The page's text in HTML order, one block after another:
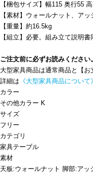
【梱包サイズ】幅115 奥行55
【素材】ウォールナット、ア
【重量】約16.5kg
【組立】必要。組み立て説明書
ご注文前に必ずお読みください。
大型家具商品は通常商品と【お
詳細は 《大型家具商品について》
カラー
その他カラー K
サイズ
フリー
カテゴリ
家具テーブル
素材
天板:ウォールナット 脚部:アッ